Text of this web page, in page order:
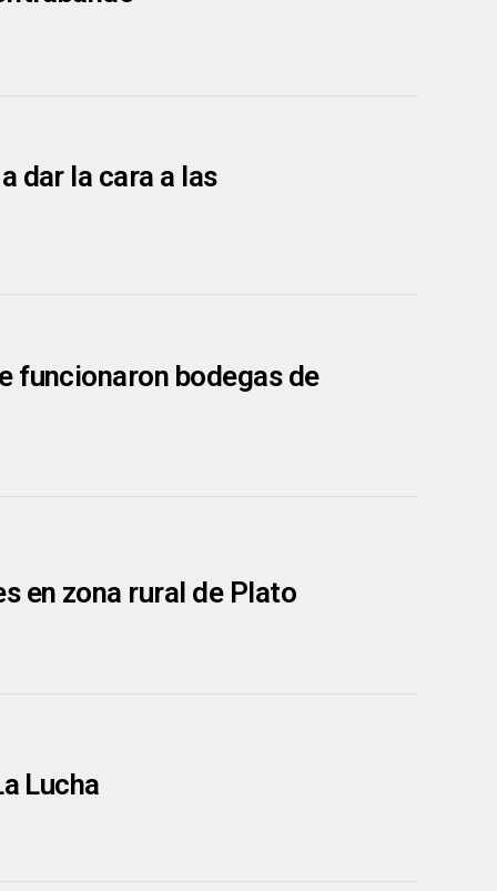
dar la cara a las
funcionaron bodegas de
en zona rural de Plato
Lucha